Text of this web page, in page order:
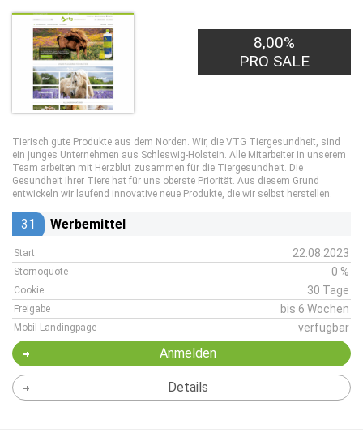
8,00%
PRO SALE
Tierisch gute Produkte aus dem Norden. Wir, die VTG Tiergesundheit, sind
ein junges Unternehmen aus Schleswig-Holstein. Alle Mitarbeiter in unserem
Team arbeiten mit Herzblut zusammen für die Tiergesundheit. Die
Gesundheit Ihrer Tiere hat für uns oberste Priorität. Aus diesem Grund
entwickeln wir laufend innovative neue Produkte, die wir selbst herstellen.
31 Werbemittel
Start 22.08.2023
Stornoquote 0 %
Cookie 30 Tage
Freigabe bis 6 Wochen
Mobil-Landingpage verfügbar
Anmelden
Details